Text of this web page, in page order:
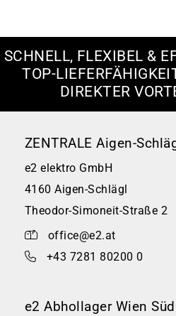
SCHNELL, FLEXIBEL &
TOP-
DIREKTER
ZENTRALE Aigen-
e2 elektro GmbH
4160 Aigen-Schlägl
Theodor-Simoneit-Straße 2
office@e2.at
+43 7281 80200 0
e2 Abhollager Wien Süd